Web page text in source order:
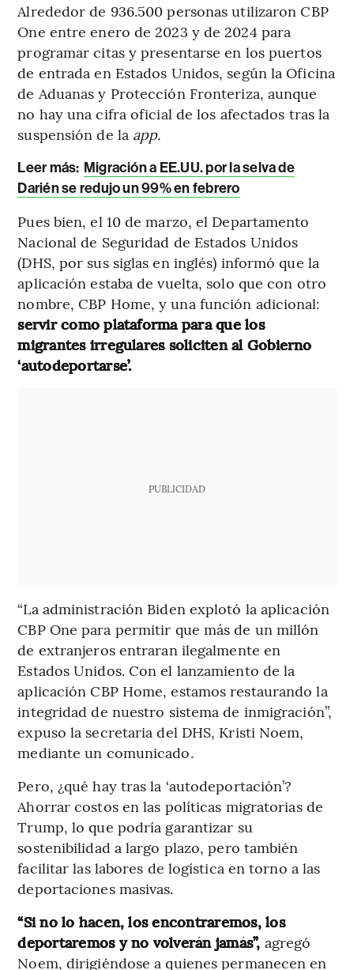
Alrededor de 936.500 personas utilizaron CBP
One entre enero de 2023 y de 2024 para
programar citas y presentarse en los puertos
de entrada en Estados Unidos, según la Oficina
de Aduanas y Protección Fronteriza, aunque
no hay una cifra oficial de los afectados tras la
suspensión de la app.
Leer más: Migración a EE.UU. por la selva de
Darién se redujo un 99% en febrero
Pues bien, el 10 de marzo, el Departamento
Nacional de Seguridad de Estados Unidos
(DHS, por sus siglas en inglés) informó que la
aplicación estaba de vuelta, solo que con otro
nombre, CBP Home, y una función adicional:
servir como plataforma para que los
migrantes irregulares soliciten al Gobierno
‘autodeportarse’.
PUBLICIDAD
“La administración Biden explotó la aplicación
CBP One para permitir que más de un millón
de extranjeros entraran ilegalmente en
Estados Unidos. Con el lanzamiento de la
aplicación CBP Home, estamos restaurando la
integridad de nuestro sistema de inmigración”,
expuso la secretaria del DHS, Kristi Noem,
mediante un comunicado.
Pero, ¿qué hay tras la ‘autodeportación’?
Ahorrar costos en las políticas migratorias de
Trump, lo que podría garantizar su
sostenibilidad a largo plazo, pero también
facilitar las labores de logística en torno a las
deportaciones masivas.
“Si no lo hacen, los encontraremos, los
deportaremos y no volverán jamás”, agregó
Noem, dirigiéndose a quienes permanecen en